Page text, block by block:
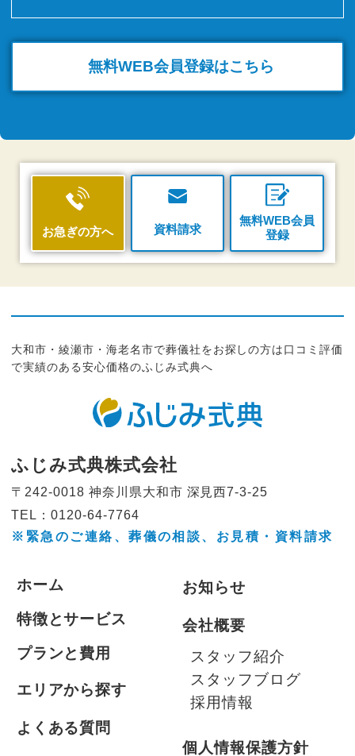
無料WEB会員登録はこちら
お急ぎの方へ 資料請求
無料WEB会員
登録
大和市・綾瀬市・海老名市で葬儀社をお探しの方は口コミ評価
で実績のある安心価格のふじみ式典へ
ふじみ式典株式会社
〒242-0018 神奈川県大和市 深見西7-3-25
TEL：0120-64-7764
※緊急のご連絡、葬儀の相談、 お見積・資料請求
ホーム
特徴とサービス
プランと費用
エリアから探す
よくある質問
お知らせ
会社概要
スタッフ紹介
スタッフブログ
採用情報
個人情報保護方針